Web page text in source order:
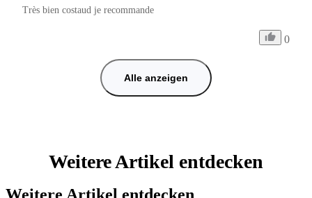
Très bien costaud je recommande
0
Alle anzeigen
Weitere Artikel entdecken